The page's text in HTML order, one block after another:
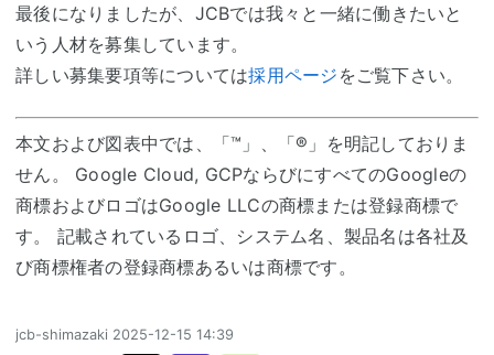
最後になりましたが、JCBでは我々と一緒に働きたいと
いう人材を募集しています。
詳しい募集要項等については採用ページ をご覧下さい。
本文および図表中では、「™」、「®」を明記しておりま
せん。 Google Cloud, GCPならびにすべてのGoogleの
商標およびロゴはGoogle LLCの商標または登録商標で
す。 記載されているロゴ、システム名、製品名は各社及
び商標権者の登録商標あるいは商標です。
jcb-shimazaki 2025-12-15 14:39